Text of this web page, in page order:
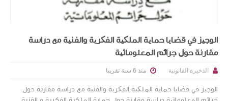
الوجیز في قضایا حمایة الملکیة الفکریة والفنیة مع دراسة
مقارنة حول جرائم المعلوماتیة
الذخيرة القانونية منذ 6 سنة تقريبا
الوجیز في قضایا حمایة الملکیة الفکریة والفنیة مع دراسة مقارنة حول